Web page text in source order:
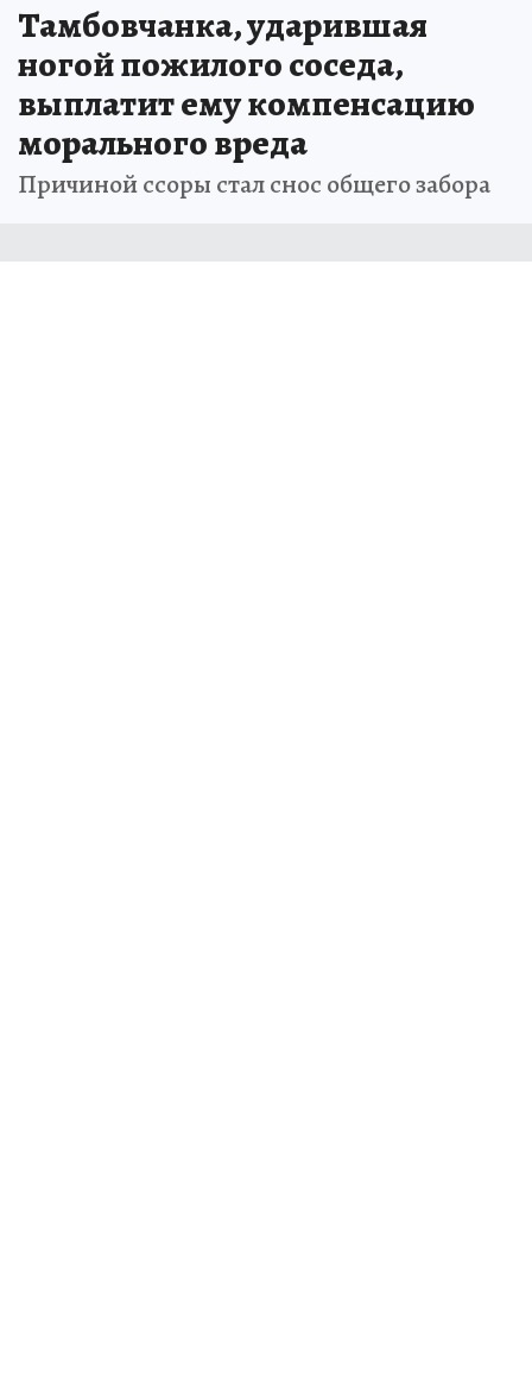
Тамбовчанка, ударившая
ногой пожилого соседа,
выплатит ему компенсацию
морального вреда
Причиной ссоры стал снос общего забора